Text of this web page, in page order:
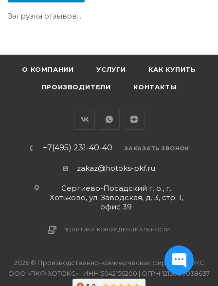
Загрузка отзывов...
О КОМПАНИИ УСЛУГИ КАК КУПИТЬ
ПРОИЗВОДИТЕЛИ КОНТАКТЫ
+7(495) 231-40-40 ЗАКАЗАТЬ ЗВОНОК
zakaz@hotoks-pkf.ru
Сергиево-Посадский г. о., г.
Хотьково, ул. Заводская, д. 3, стр. 1,
офис 39
ПОЛИТИКА КОНФИДЕНЦИАЛЬНОСТИ
2026 © Производственно-коммерческая фирма ХОТОКС
ООО «ПКФ ХОТОКС» | ИНН 5042156200 | ОГРН 1215000038637